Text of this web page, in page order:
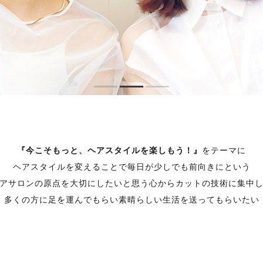
『今こそもっと、ヘアスタイルを楽しもう！』 をテーマに
ヘアスタイルを変えることで毎日が少しでも前向きにという
サロンの原点を大切にしたいと思う 心からカットの技術に集中
多くの方に足を運んでもらい素晴らしい生活を送ってもらいたい